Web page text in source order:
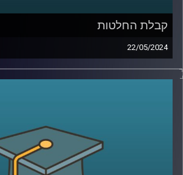
קבלת החלטות
22/05/2024
לאחר ה- 7 באוקטובר, התעוררו שאלות
ההחלטות של יחיא סינוואר, מנהיג חמאס
בעזה שבה איבד חמאס חלק ניכר מיכולותיו
סבורים שסינוואר פועל באופן שאינו
הטוענים שאמנם הוא פסיכופט, אך הוא